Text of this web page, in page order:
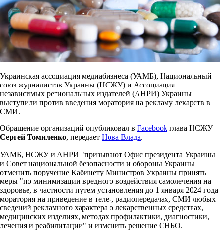
Украинская ассоциация медиабизнеса (УАМБ), Национальный
союз журналистов Украины (НСЖУ) и Ассоциация
независимых региональных издателей (АНРИ) Украины
выступили против введения моратория на рекламу лекарств в
СМИ.
Обращение организаций опубликовал в Facebook глава НСЖУ
Сергей Томиленко, передает Нова Влада.
УАМБ, НСЖУ и АНРИ "призывают Офис президента Украины
и Совет национальной безопасности и обороны Украины
отменить поручение Кабинету Министров Украины принять
меры "по минимизации вредного воздействия самолечения на
здоровье, в частности путем установления до 1 января 2024 года
моратория на приведение в теле-, радиопередачах, СМИ любых
сведений рекламного характера о лекарственных средствах,
медицинских изделиях, методах профилактики, диагностики,
лечения и реабилитации" и изменить решение СНБО.